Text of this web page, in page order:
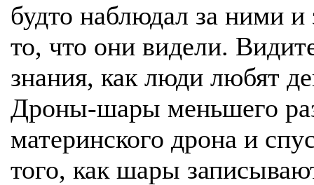
будто наблюдал за ними
то, что они видели.
знания, как люди любят
Дроны-шары меньшего
материнского дрона и
того, как шары